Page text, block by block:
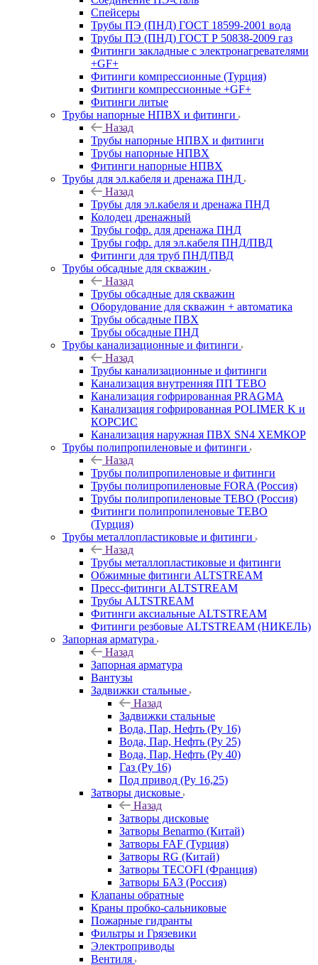
Спейсеры
Трубы ПЭ (ПНД) ГОСТ 18599-2001 вода
Трубы ПЭ (ПНД) ГОСТ Р 50838-2009 газ
Фитинги закладные с электронагревателями
+GF+
Фитинги компрессионные (Турция)
Фитинги компрессионные +GF+
Фитинги литые
Трубы напорные НПВХ и фитинги
Назад
Трубы напорные НПВХ и фитинги
Трубы напорные НПВХ
Фитинги напорные НПВХ
Трубы для эл.кабеля и дренажа ПНД
Назад
Трубы для эл.кабеля и дренажа ПНД
Колодец дренажный
Трубы гофр. для дренажа ПНД
Трубы гофр. для эл.кабеля ПНД/ПВД
Фитинги для труб ПНД/ПВД
Трубы обсадные для скважин
Назад
Трубы обсадные для скважин
Оборудование для скважин + автоматика
Трубы обсадные ПВХ
Трубы обсадные ПНД
Трубы канализационные и фитинги
Назад
Трубы канализационные и фитинги
Канализация внутренняя ПП TEBO
Канализация гофрированная PRAGMA
Канализация гофрированная POLIMER K и
КОРСИС
Канализация наружная ПВХ SN4 ХЕМКОР
Трубы полипропиленовые и фитинги
Назад
Трубы полипропиленовые и фитинги
Трубы полипропиленовые FORA (Россия)
Трубы полипропиленовые TEBO (Россия)
Фитинги полипропиленовые TEBO
(Турция)
Трубы металлопластиковые и фитинги
Назад
Трубы металлопластиковые и фитинги
Обжимные фитинги ALTSTREAM
Пресс-фитинги ALTSTREAM
Трубы ALTSTREAM
Фитинги аксиальные ALTSTREAM
Фитинги резбовые ALTSTREAM (НИКЕЛЬ)
Запорная арматура
Назад
Запорная арматура
Вантузы
Задвижки стальные
Назад
Задвижки стальные
Вода, Пар, Нефть (Ру 16)
Вода, Пар, Нефть (Ру 25)
Вода, Пар, Нефть (Ру 40)
Газ (Ру 16)
Под привод (Ру 16,25)
Затворы дисковые
Назад
Затворы дисковые
Затворы Benarmo (Китай)
Затворы FAF (Турция)
Затворы RG (Китай)
Затворы TECOFI (Франция)
Затворы БАЗ (Россия)
Клапаны обратные
Краны пробко-сальниковые
Пожарные гидранты
Фильтры и Грязевики
Электроприводы
Вентиля